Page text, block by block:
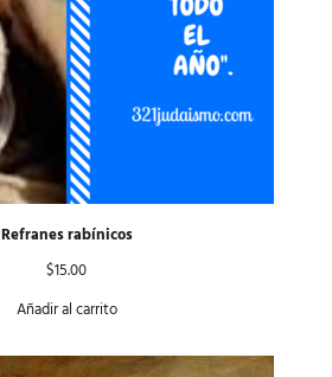
Refranes rabínicos
$15.00
Añadir al carrito